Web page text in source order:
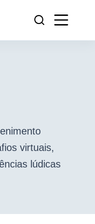
virtuais,
lúdicas